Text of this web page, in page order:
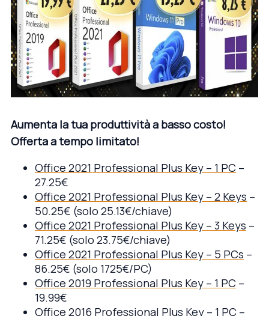
Aumenta la tua produttività a basso costo!
Offerta a tempo limitato!
Office 2021 Professional Plus Key – 1 PC –
27.25€
Office 2021 Professional Plus Key – 2 Keys –
50.25€ (solo 25.13€/chiave)
Office 2021 Professional Plus Key – 3 Keys –
71.25€ (solo 23.75€/chiave)
Office 2021 Professional Plus Key – 5 PCs –
86.25€ (solo 1725€/PC)
Office 2019 Professional Plus Key – 1 PC –
19.99€
Office 2016 Professional Plus Key – 1 PC –